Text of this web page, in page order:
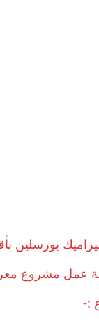
بورسلين
عمل مشروع
:-